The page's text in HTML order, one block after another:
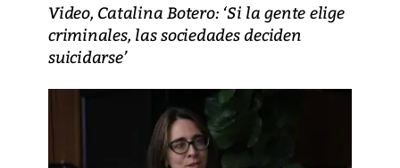
Video, Catalina Botero: ‘Si la gente elige
criminales, las sociedades deciden
suicidarse’